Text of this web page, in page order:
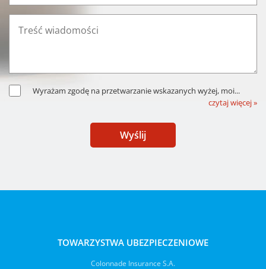
Wyrażam zgodę na przetwarzanie wskazanych wyżej, moi...
czytaj więcej »
Wyślij
TOWARZYSTWA UBEZPIECZENIOWE
Colonnade Insurance S.A.